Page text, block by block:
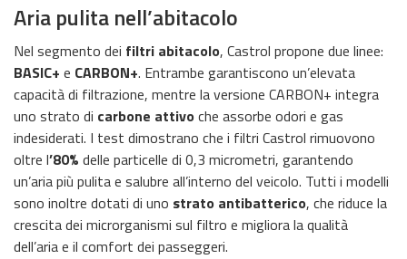
Aria pulita nell’abitacolo
Nel segmento dei filtri abitacolo, Castrol propone due linee:
BASIC+ e CARBON+. Entrambe garantiscono un’elevata
capacità di filtrazione, mentre la versione CARBON+ integra
uno strato di carbone attivo che assorbe odori e gas
indesiderati. I test dimostrano che i filtri Castrol rimuovono
oltre l’80% delle particelle di 0,3 micrometri, garantendo
un’aria più pulita e salubre all’interno del veicolo. Tutti i modelli
sono inoltre dotati di uno strato antibatterico, che riduce la
crescita dei microrganismi sul filtro e migliora la qualità
dell’aria e il comfort dei passeggeri.